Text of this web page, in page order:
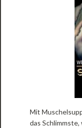
Mit
das